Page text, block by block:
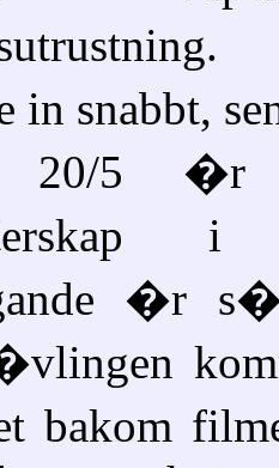
snabbt,
20/5 �r
i
�r
bakom